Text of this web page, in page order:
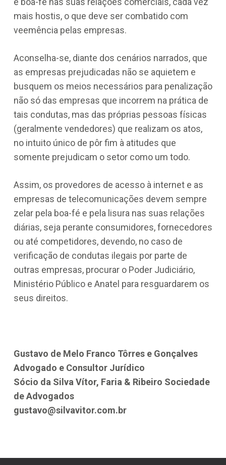
mais hostis, o que deve ser combatido com
veemência pelas empresas.
Aconselha-se, diante dos cenários narrados, que
as empresas prejudicadas não se aquietem e
busquem os meios necessários para penalização
não só das empresas que incorrem na prática de
tais condutas, mas das próprias pessoas físicas
(geralmente vendedores) que realizam os atos,
no intuito único de pôr fim à atitudes que
somente prejudicam o setor como um todo.
Assim, os provedores de acesso à internet e as
empresas de telecomunicações devem sempre
zelar pela boa-fé e pela lisura nas suas relações
diárias, seja perante consumidores, fornecedores
ou até competidores, devendo, no caso de
verificação de condutas ilegais por parte de
outras empresas, procurar o Poder Judiciário,
Ministério Público e Anatel para resguardarem os
seus direitos.
Gustavo de Melo Franco Tôrres e Gonçalves
Advogado e Consultor Jurídico
Sócio da Silva Vítor, Faria & Ribeiro Sociedade
de Advogados
gustavo@silvavitor.com.br